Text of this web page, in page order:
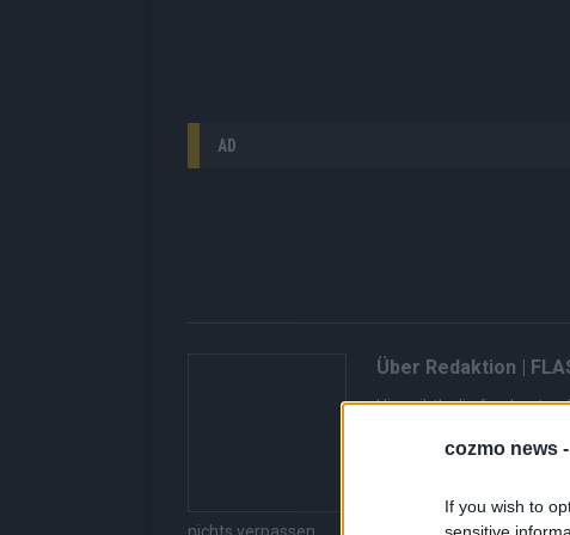
cozmo news -
If you wish to
sensitive
AD
Über Redaktion |
Hier gibt’s die
bringen dir die Inhalte
Suchen, kein Scrollen
nichts verpassen.